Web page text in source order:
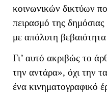
κοινωνικών δικτύων
πειρασμό της
με απόλυτη
Γι’ αυτό ακριβώς το
την αντάρα», όχι την
ένα κινηματογραφικό